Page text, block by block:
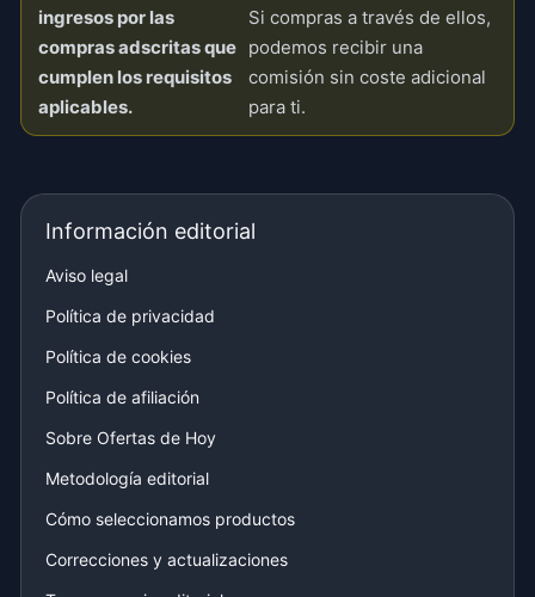
ingresos por las
compras adscritas que
cumplen los requisitos
aplicables.
Si compras a través de ellos,
podemos recibir una
comisión sin coste adicional
para ti.
Información editorial
Aviso legal
Política de privacidad
Política de cookies
Política de afiliación
Sobre Ofertas de Hoy
Metodología editorial
Cómo seleccionamos productos
Correcciones y actualizaciones